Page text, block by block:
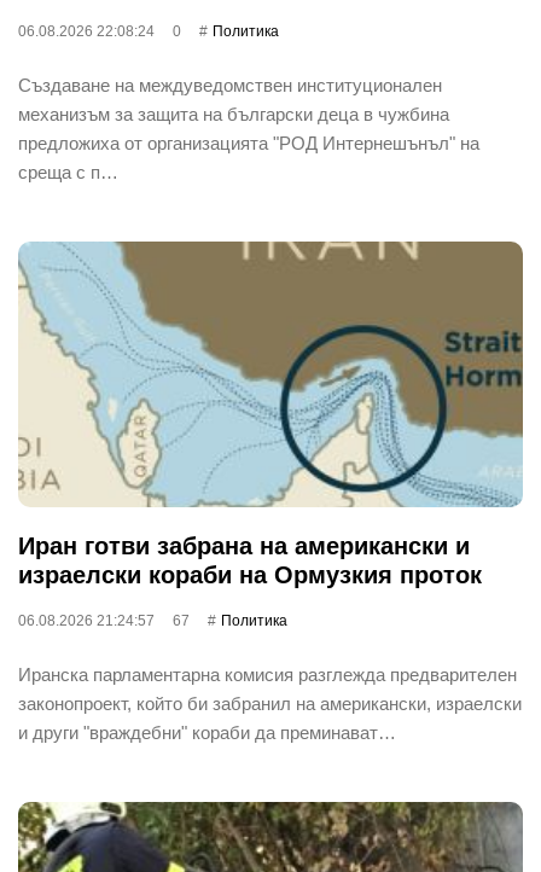
06.08.2026 22:08:24 0 Политика
Създаване на междуведомствен институционален
механизъм за защита на български деца в чужбина
предложиха от организацията "РОД Интернешънъл" на
среща с п…
Иран готви забрана на американски и
израелски кораби на Ормузкия проток
06.08.2026 21:24:57 67 Политика
Иранска парламентарна комисия разглежда предварителен
законопроект, който би забранил на американски, израелски
и други "враждебни" кораби да преминават…